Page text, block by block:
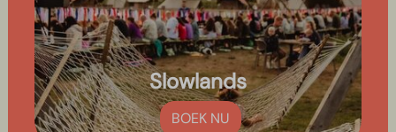
Slowlands
BOEK NU